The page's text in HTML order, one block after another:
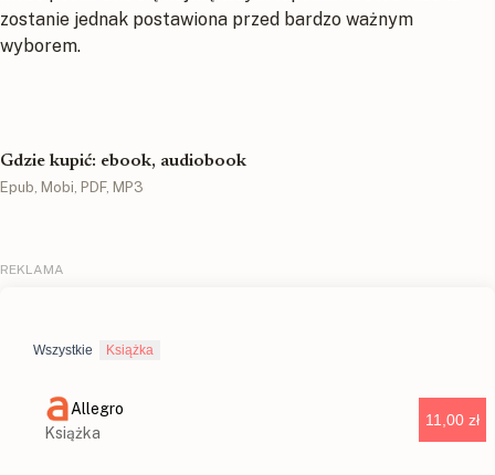
zostanie jednak postawiona przed bardzo ważnym
wyborem.
Gdzie kupić: ebook, audiobook
Epub, Mobi, PDF, MP3